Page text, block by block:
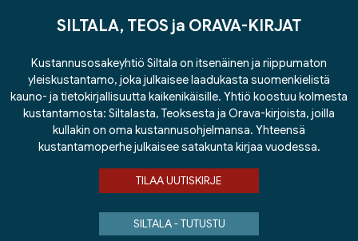
SILTALA, TEOS ja ORAVA-KIRJAT
Kustannusosakeyhtiö Siltala on itsenäinen ja riippumaton
yleiskustantamo, joka julkaisee laadukasta suomenkielistä
kauno- ja tietokirjallisuutta kaikenikäisille. Yhtiö koostuu kolmesta
kustantamosta: Siltalasta, Teoksesta ja Orava-kirjoista, joilla
kullakin on oma kustannusohjelmansa. Yhteensä
kustantamoperhe julkaisee satakunta kirjaa vuodessa.
TILAA UUTISKIRJE
SILTALA - TUTUSTU